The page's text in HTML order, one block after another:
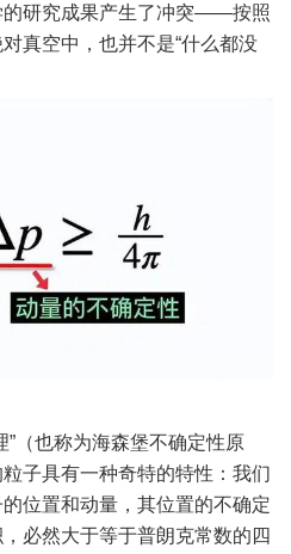
的研究成果产生了冲突——按照
真空中，也并不是“什么都没
”（也称为海森堡不确定性原
子具有一种奇特的特性：我们
位置和动量，其位置的不确定
必然大于等于普朗克常数的四